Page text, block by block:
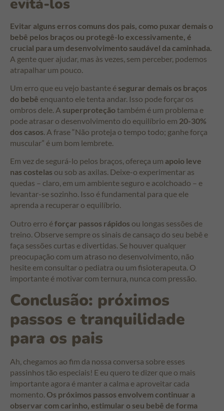
Evitar alguns erros comuns dos pais, como puxar demais o
bebê pelos braços ou protegê-lo excessivamente, é
crucial para um desenvolvimento saudável da caminhada.
A gente quer ajudar, mas às vezes, sem perceber, podemos
atrapalhar um pouco.
Um erro que eu vejo bastante é segurar demais os braços
do bebê enquanto ele tenta andar. Isso pode forçar os
ombros dele. A superproteçãotambém é um problema e
pode atrasar o desenvolvimento do equilíbrio em 20-30%
dos casos. A frase “Não proteja o tempo todo; ganhe força
muscular” é um bom lembrete.
Em vez de segurá-lo pelos braços, ofereça um apoio leve
nas costelas ou sob as axilas. Deixe-o experimentar as
quedas – claro, em um ambiente seguro e acolchoado – e
levantar-se sozinho. Isso é fundamental para que ele
aprenda a recuperar o equilíbrio.
Outro erro éforçar passos rápidos ou longas sessões de
treino. Observe sempre os sinais de cansaço do seu bebê e
faça sessões curtas e divertidas. Se houver qualquer
preocupação com um atraso no desenvolvimento, não
hesite em consultar o pediatra ou um fisioterapeuta. O
importante é motivar com ternura, nunca com pressão.
Conclusão: próximos
passos e tranquilidade
para os pais
Ah, chegamos ao fim da nossa conversa sobre esses
passinhos tão especiais! E eu quero te dizer que o mais
importante agora é manter a calma e aproveitar cada
momento.Os próximos passos envolvem continuar a
observar com carinho, estimular o seu bebê de forma